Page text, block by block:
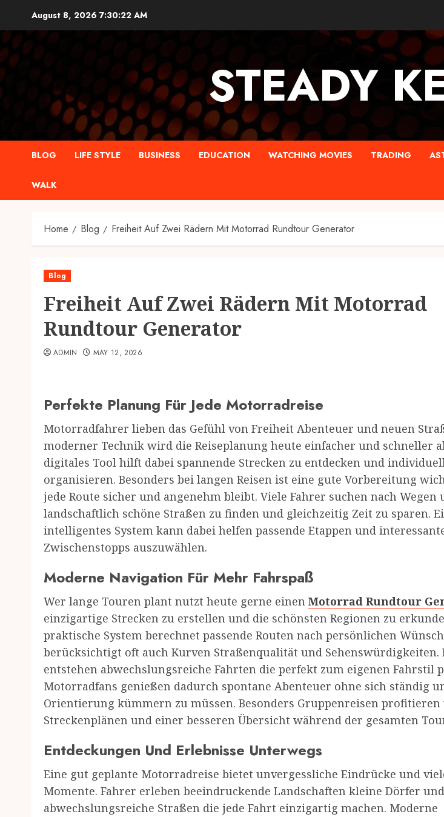
content
August 8, 2026 7:30:22 AM
STEADY
BLOG LIFE STYLE BUSINESS EDUCATION WATCHING MOVIES TRADING
WALK
Home Blog Freiheit Auf Zwei Rädern Mit Motorrad Rundtour Generator
Blog
Freiheit Auf Zwei Rädern Mit Motorrad
Rundtour Generator
ADMIN MAY 12, 2026
Perfekte Planung Für Jede Motorradreise
Motorradfahrer lieben das Gefühl von Freiheit Abenteuer und neuen
moderner Technik wird die Reiseplanung heute einfacher und schneller
digitales Tool hilft dabei spannende Strecken zu entdecken und
organisieren. Besonders bei langen Reisen ist eine gute Vorbereitung
jede Route sicher und angenehm bleibt. Viele Fahrer suchen nach Wegen
landschaftlich schöne Straßen zu finden und gleichzeitig Zeit zu sparen.
intelligentes System kann dabei helfen passende Etappen und
Zwischenstopps auszuwählen.
Moderne Navigation Für Mehr Fahrspaß
Wer lange Touren plant nutzt heute gerne einen Motorrad Rundtour
einzigartige Strecken zu erstellen und die schönsten Regionen zu
praktische System berechnet passende Routen nach persönlichen
berücksichtigt oft auch Kurven Straßenqualität und Sehenswürdigkeiten.
entstehen abwechslungsreiche Fahrten die perfekt zum eigenen Fahrstil
Motorradfans genießen dadurch spontane Abenteuer ohne sich ständig
Orientierung kümmern zu müssen. Besonders Gruppenreisen
Streckenplänen und einer besseren Übersicht während der gesamten
Entdeckungen Und Erlebnisse Unterwegs
Eine gut geplante Motorradreise bietet unvergessliche Eindrücke und
Momente. Fahrer erleben beeindruckende Landschaften kleine Dörfer und
abwechslungsreiche Straßen die jede Fahrt einzigartig machen. Moderne